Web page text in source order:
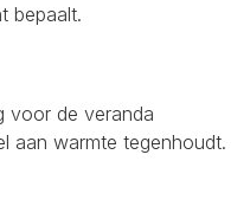
bepaalt.
voor de veranda
aan warmte tegenhoudt.